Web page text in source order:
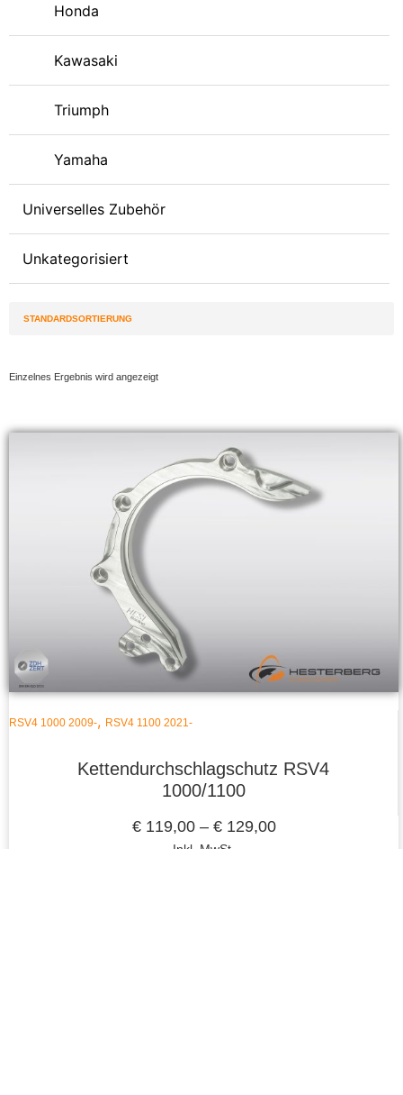
Honda
Kawasaki
Triumph
Yamaha
Universelles Zubehör
Unkategorisiert
Einzelnes Ergebnis wird angezeigt
RSV4 1000 2009-, RSV4 1100 2021-
Kettendurchschlagschutz RSV4
1000/1100
€119,00 – €129,00
Inkl. MwSt.